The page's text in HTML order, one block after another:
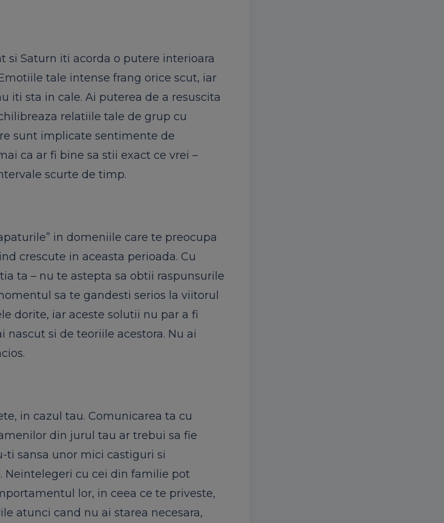
si Saturn iti acorda o putere interioara
tale intense frang orice scut, iar
iti sta in cale. Ai puterea de a resuscita
relatiile tale de grup cu
sunt implicate sentimente de
ca ar fi bine sa stii exact ce vrei –
scurte de timp.
in domeniile care te preocupa
crescute in aceasta perioada. Cu
ta – nu te astepta sa obtii raspunsurile
sa te gandesti serios la viitorul
dorite, iar aceste solutii nu par a fi
si de teoriile acestora. Nu ai
in cazul tau. Comunicarea ta cu
din jurul tau ar trebui sa fie
ti sansa unor mici castiguri si
cu cei din familie pot
lor, in ceea ce te priveste,
atunci cand nu ai starea necesara,